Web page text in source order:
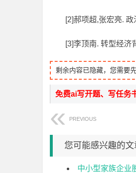
[2]郝项超,张宏亮.
[3]李顶南. 转型经济
剩余内容已隐藏，您需要
免费ai写开题、写任务
PREVIOUS
您可能感兴趣的文
中小型家族企业